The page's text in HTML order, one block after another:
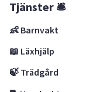
Tjänster 🛎
👶 Barnvakt
📖 Läxhjälp
🍃 Trädgård